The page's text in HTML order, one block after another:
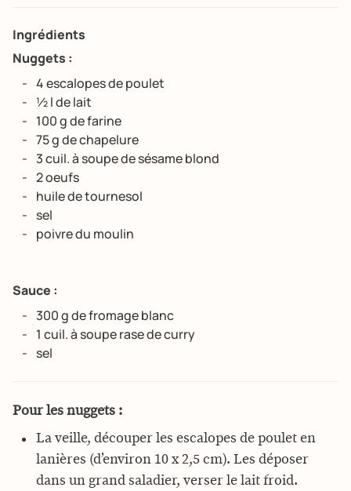
Ingrédients
Nuggets :
4 escalopes de poulet
½ l de lait
100 g de farine
75 g de chapelure
3 cuil. à soupe de sésame blond
2 oeufs
huile de tournesol
sel
poivre du moulin
Sauce :
300 g de fromage blanc
1 cuil. à soupe rase de curry
sel
Pour les nuggets :
La veille, découper les escalopes de poulet en
lanières (d’environ 10 x 2,5 cm). Les déposer
dans un grand saladier, verser le lait froid.